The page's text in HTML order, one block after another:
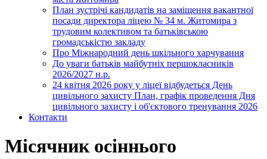
План зустрічі кандидатів на заміщення вакантної
посади директора ліцею № 34 м. Житомира з
трудовим колективом та батьківською
громадськістю закладу
Про Міжнародний день шкільного харчування
До уваги батьків майбутніх першокласників
2026/2027 н.р.
24 квітня 2026 року у ліцеї відбудеться День
цивільного захисту План, графік проведення Дня
цивільного захисту і об'єктового тренування 2026
Контакти
Місячник осіннього